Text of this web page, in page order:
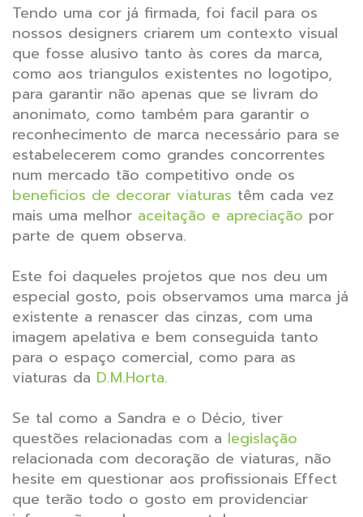
Tendo uma cor já firmada, foi facil para os
nossos designers criarem um contexto visual
que fosse alusivo tanto às cores da marca,
como aos triangulos existentes no logotipo,
para garantir não apenas que se livram do
anonimato, como também para garantir o
reconhecimento de marca necessário para se
estabelecerem como grandes concorrentes
num mercado tão competitivo onde os
beneficios de decorar viaturas têm cada vez
mais uma melhor aceitação e apreciação por
parte de quem observa.
Este foi daqueles projetos que nos deu um
especial gosto, pois observamos uma marca já
existente a renascer das cinzas, com uma
imagem apelativa e bem conseguida tanto
para o espaço comercial, como para as
viaturas da D.M.Horta.
Se tal como a Sandra e o Décio, tiver
questões relacionadas com a legislação
relacionada com decoração de viaturas, não
hesite em questionar aos profissionais Effect
que terão todo o gosto em providenciar